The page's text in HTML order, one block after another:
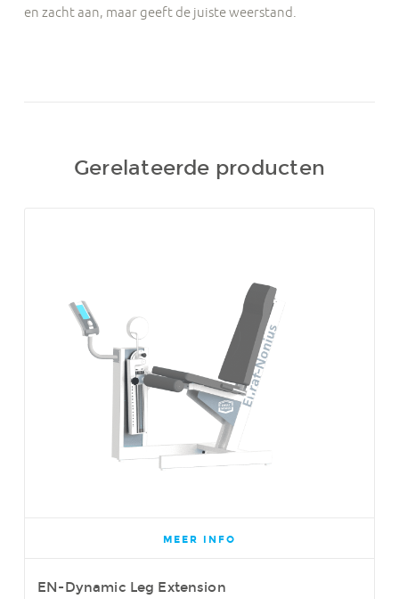
en zacht aan, maar geeft de juiste weerstand.
Gerelateerde producten
MEER INFO
EN-Dynamic Leg Extension